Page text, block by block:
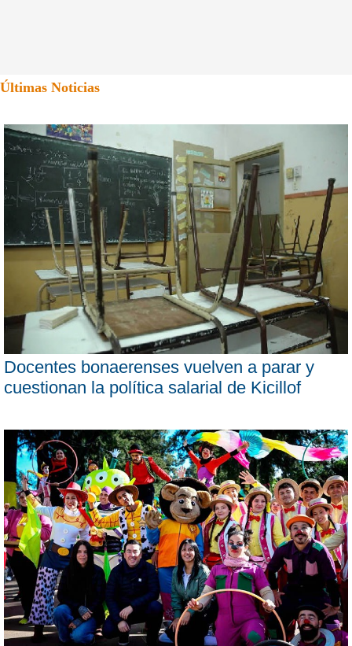
Últimas Noticias
Docentes bonaerenses vuelven a parar y
cuestionan la política salarial de Kicillof